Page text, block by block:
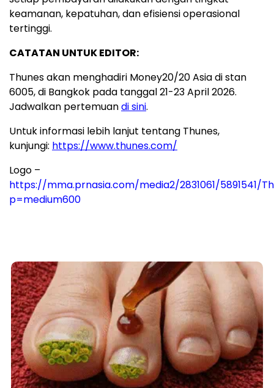
keamanan, kepatuhan, dan efisiensi operasional
tertinggi.
CATATAN UNTUK EDITOR:
Thunes akan menghadiri Money20/20 Asia di stan
6005, di Bangkok pada tanggal 21-23 April 2026.
Jadwalkan pertemuandi sini.
Untuk informasi lebih lanjut tentang Thunes,
kunjungi: https://www.thunes.com/
Logo –
https://mma.prnasia.com/media2/2831061/5891541/
p=medium600